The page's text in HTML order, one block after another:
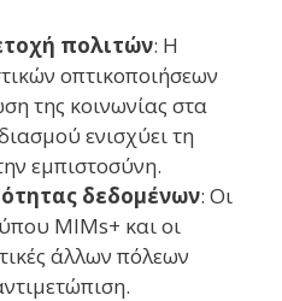
πολιτών: Η
οπτικοποιήσεων
της κοινωνίας στα
ενισχύει τη
εμπιστοσύνη.
δεδομένων: Οι
MIMs+ και οι
άλλων πόλεων